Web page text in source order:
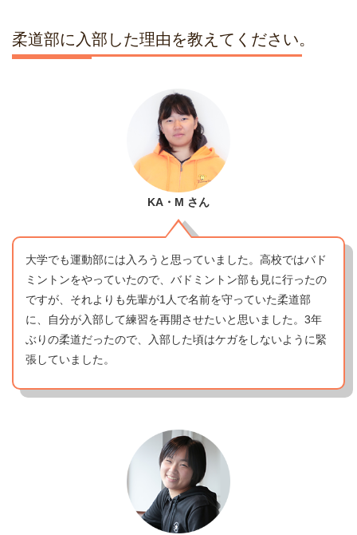
柔道部に入部した理由を教えてください。
KA・M さん
大学でも運動部には入ろうと思っていました。高校ではバド
ミントンをやっていたので、バドミントン部も見に行ったの
ですが、それよりも先輩が1人で名前を守っていた柔道部
に、自分が入部して練習を再開させたいと思いました。3年
ぶりの柔道だったので、入部した頃はケガをしないように緊
張していました。